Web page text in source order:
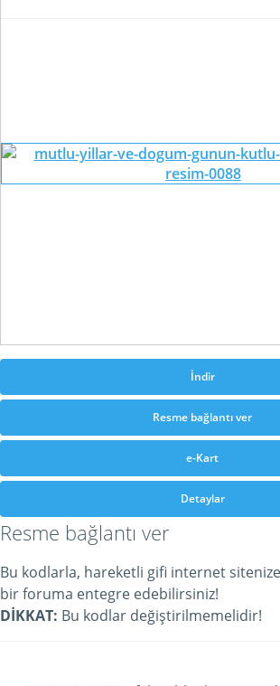
İndir
Resme bağlantı ver
e-Kart
Detaylar
Resme bağlantı ver
Bu kodlarla, hareketli gifi internet
bir foruma entegre edebilirsiniz!
DİKKAT: Bu kodlar değiştirilmemelidir!